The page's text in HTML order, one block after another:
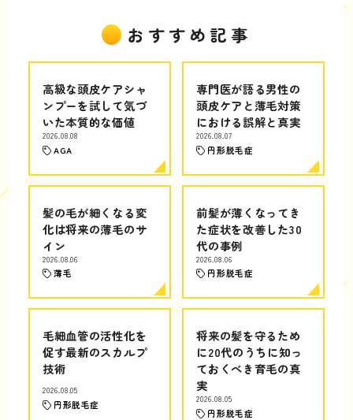
おすすめ記事
高級な頭皮ケアシャ
ンプーを試して気づ
いた本質的な価値
2026.08.08
AGA
専門医が語る男性の
頭皮ケアと薄毛対策
における誤解と真実
2026.08.07
円形脱毛症
髪の毛が細くなる変
化は将来の薄毛のサ
イン
2026.08.06
薄毛
前髪が薄くなってき
た症状を改善した30
代の事例
2026.08.06
円形脱毛症
毛細血管の活性化を
促す最新のスカルプ
技術
2026.08.05
円形脱毛症
将来の髪を守るため
に20代のうちに知っ
ておくべき育毛の真
実
2026.08.05
円形脱毛症